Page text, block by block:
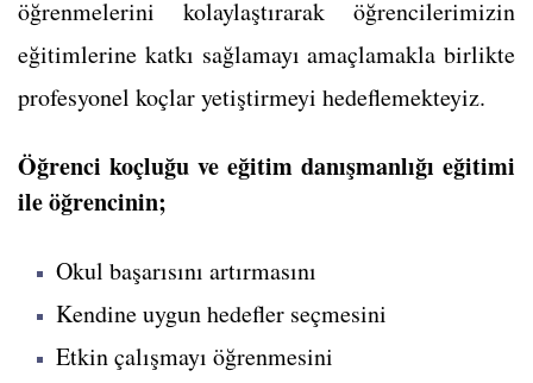
öğrenmelerini kolaylaştırarak öğrencilerimizin
eğitimlerine katkı sağlamayı amaçlamakla birlikte
profesyonel koçlar yetiştirmeyi hedeflemekteyiz.
Öğrenci koçluğu ve eğitim danışmanlığı eğitimi
ile öğrencinin;
Okul başarısını artırmasını
Kendine uygun hedefler seçmesini
Etkin çalışmayı öğrenmesini